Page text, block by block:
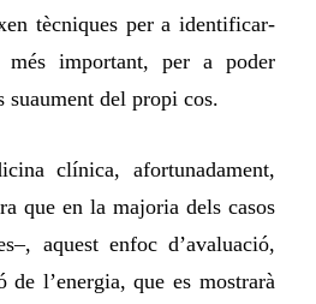
tècniques per a identificar-
important, per a poder
suaument del propi cos.
clínica, afortunadament,
que en la majoria dels casos
aquest enfoc d’avaluació,
l’energia, que es mostrarà